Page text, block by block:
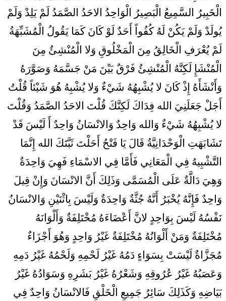
الْخَبِيرُ السَّمِيعُ الْبَصِيرُ الْوَاحِدُ الاحَدُ الصَّمَدُ لَمْ يَلِدْ وَلَمْ
يُولَدْ وَلَمْ يَكُنْ لَهُ كُفُواً أَحَدٌ لَوْ كَانَ كَمَا يَقُولُ الْمُشَبِّهَةُ
لَمْ يُعْرَفِ الْخَالِقُ مِنَ الْمَخْلُوقِ وَلا الْمُنْشِئُ مِنَ
الْمُنْشَإِ لَكِنَّهُ الْمُنْشِئُ فَرْقٌ بَيْنَ مَنْ جَسَّمَهُ وَصَوَّرَهُ
وَأَنْشَأَهُ إِذْ كَانَ لا يُشْبِهُهُ شَيْ‏ءٌ وَلا يُشْبِهُ هُوَ شَيْئاً قُلْتُ
أَجَلْ جَعَلَنِيَ الله فِدَاكَ لَكِنَّكَ قُلْتَ الاحَدُ الصَّمَدُ وَقُلْتَ
لا يُشْبِهُهُ شَيْ‏ءٌ وَالله وَاحِدٌ وَالانْسَانُ وَاحِدٌ أَ لَيْسَ قَدْ
تَشَابَهَتِ الْوَحْدَانِيَّةُ قَالَ يَا فَتْحُ أَحَلْتَ ثَبَّتَكَ الله إِنَّمَا
التَّشْبِيهُ فِي الْمَعَانِي فَأَمَّا فِي الاسْمَاءِ فَهِيَ وَاحِدَةٌ
وَهِيَ دَالَّةٌ عَلَى الْمُسَمَّى وَذَلِكَ أَنَّ الانْسَانَ وَإِنْ قِيلَ
وَاحِدٌ فَإِنَّهُ يُخْبَرُ أَنَّهُ جُثَّةٌ وَاحِدَةٌ وَلَيْسَ بِاثْنَيْنِ وَالانْسَانُ
نَفْسُهُ لَيْسَ بِوَاحِدٍ لانَّ أَعْضَاءَهُ مُخْتَلِفَةٌ وَأَلْوَانَهُ
مُخْتَلِفَةٌ وَمَنْ أَلْوَانُهُ مُخْتَلِفَةٌ غَيْرُ وَاحِدٍ وَهُوَ أَجْزَاءٌ
مُجَزَّاةٌ لَيْسَتْ بِسَوَاءٍ دَمُهُ غَيْرُ لَحْمِهِ وَلَحْمُهُ غَيْرُ دَمِهِ
وَعَصَبُهُ غَيْرُ عُرُوقِهِ وَشَعْرُهُ غَيْرُ بَشَرِهِ وَسَوَادُهُ غَيْرُ
بَيَاضِهِ وَكَذَلِكَ سَائِرُ جَمِيعِ الْخَلْقِ فَالانْسَانُ وَاحِدٌ فِي